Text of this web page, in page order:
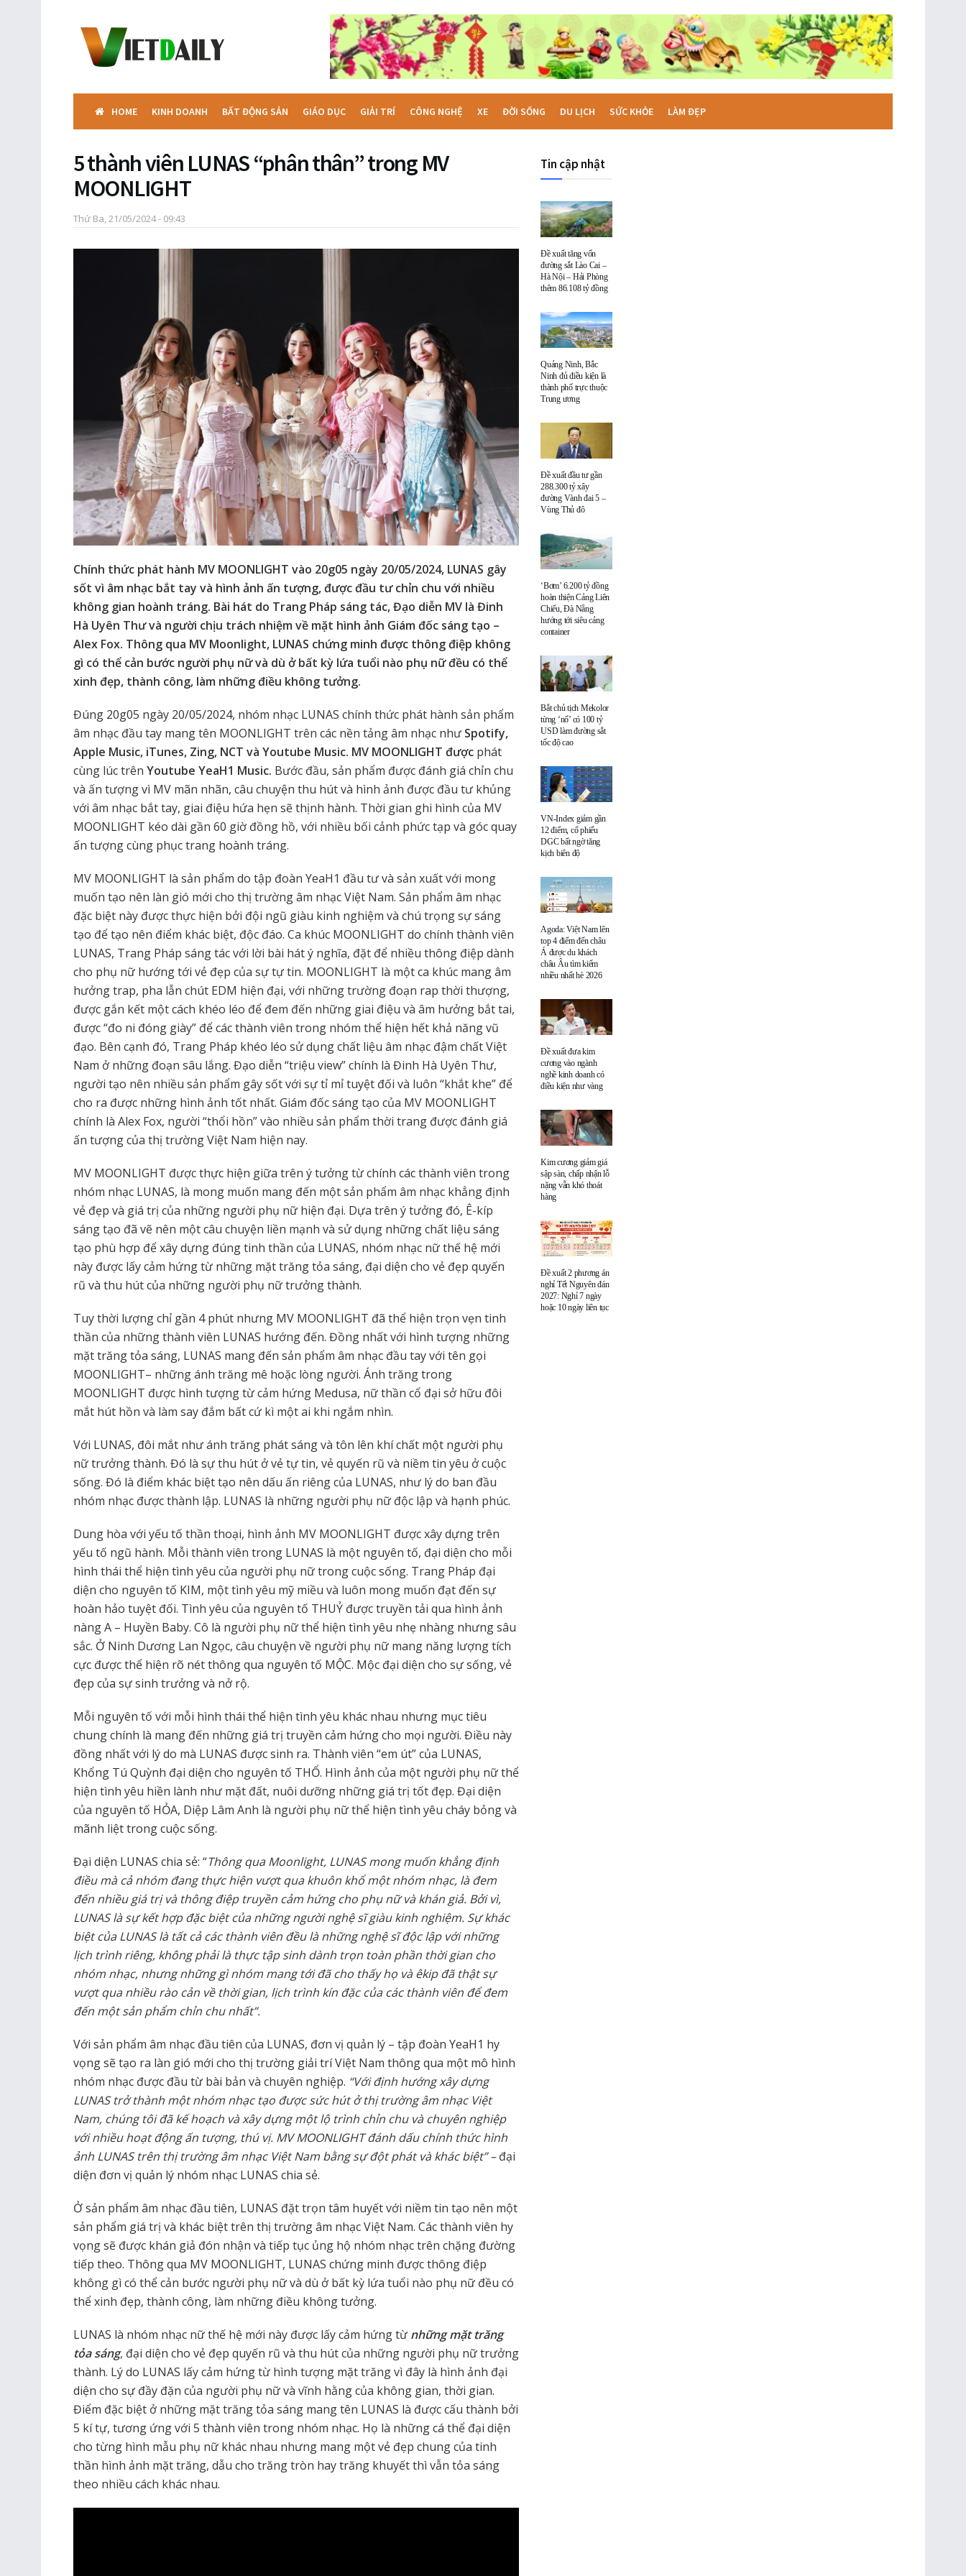
HOME KINH DOANH BẤT ĐỘNG SẢN GIÁO DỤC GIẢI TRÍ CÔNG NGHỆ XE ĐỜI SỐNG DU LỊCH SỨC KHỎE LÀM ĐẸP
5 thành viên LUNAS “phân thân” trong MV
MOONLIGHT
Thứ Ba, 21/05/2024 - 09:43
Chính thức phát hành MV MOONLIGHT vào 20g05 ngày 20/05/2024, LUNAS gây
sốt vì âm nhạc bắt tay và hình ảnh ấn tượng, được đầu tư chỉn chu với nhiều
không gian hoành tráng. Bài hát do Trang Pháp sáng tác, Đạo diễn MV là Đinh
Hà Uyên Thư và người chịu trách nhiệm về mặt hình ảnh Giám đốc sáng tạo –
Alex Fox. Thông qua MV Moonlight, LUNAS chứng minh được thông điệp không
gì có thể cản bước người phụ nữ và dù ở bất kỳ lứa tuổi nào phụ nữ đều có thể
xinh đẹp, thành công, làm những điều không tưởng.
Đúng 20g05 ngày 20/05/2024, nhóm nhạc LUNAS chính thức phát hành sản phẩm
âm nhạc đầu tay mang tên MOONLIGHT trên các nền tảng âm nhạc như Spotify,
Apple Music, iTunes, Zing, NCT và Youtube Music. MV MOONLIGHT được phát
cùng lúc trên Youtube YeaH1 Music. Bước đầu, sản phẩm được đánh giá chỉn chu
và ấn tượng vì MV mãn nhãn, câu chuyện thu hút và hình ảnh được đầu tư khủng
với âm nhạc bắt tay, giai điệu hứa hẹn sẽ thịnh hành. Thời gian ghi hình của MV
MOONLIGHT kéo dài gần 60 giờ đồng hồ, với nhiều bối cảnh phức tạp và góc quay
ấn tượng cùng phục trang hoành tráng.
MV MOONLIGHT là sản phẩm do tập đoàn YeaH1 đầu tư và sản xuất với mong
muốn tạo nên làn gió mới cho thị trường âm nhạc Việt Nam. Sản phẩm âm nhạc
đặc biệt này được thực hiện bởi đội ngũ giàu kinh nghiệm và chú trọng sự sáng
tạo để tạo nên điểm khác biệt, độc đáo. Ca khúc MOONLIGHT do chính thành viên
LUNAS, Trang Pháp sáng tác với lời bài hát ý nghĩa, đặt để nhiều thông điệp dành
cho phụ nữ hướng tới vẻ đẹp của sự tự tin. MOONLIGHT là một ca khúc mang âm
hưởng trap, pha lẫn chút EDM hiện đại, với những trường đoạn rap thời thượng,
được gắn kết một cách khéo léo để đem đến những giai điệu và âm hưởng bắt tai,
được “đo ni đóng giày” để các thành viên trong nhóm thể hiện hết khả năng vũ
đạo. Bên cạnh đó, Trang Pháp khéo léo sử dụng chất liệu âm nhạc đậm chất Việt
Nam ở những đoạn sâu lắng. Đạo diễn “triệu view” chính là Đinh Hà Uyên Thư,
người tạo nên nhiều sản phẩm gây sốt với sự tỉ mỉ tuyệt đối và luôn “khắt khe” để
cho ra được những hình ảnh tốt nhất. Giám đốc sáng tạo của MV MOONLIGHT
chính là Alex Fox, người “thổi hồn” vào nhiều sản phẩm thời trang được đánh giá
ấn tượng của thị trường Việt Nam hiện nay.
MV MOONLIGHT được thực hiện giữa trên ý tưởng từ chính các thành viên trong
nhóm nhạc LUNAS, là mong muốn mang đến một sản phẩm âm nhạc khẳng định
vẻ đẹp và giá trị của những người phụ nữ hiện đại. Dựa trên ý tưởng đó, Ê-kíp
sáng tạo đã vẽ nên một câu chuyện liền mạnh và sử dụng những chất liệu sáng
tạo phù hợp để xây dựng đúng tinh thần của LUNAS, nhóm nhạc nữ thế hệ mới
này được lấy cảm hứng từ những mặt trăng tỏa sáng, đại diện cho vẻ đẹp quyến
rũ và thu hút của những người phụ nữ trưởng thành.
Tuy thời lượng chỉ gần 4 phút nhưng MV MOONLIGHT đã thể hiện trọn vẹn tinh
thần của những thành viên LUNAS hướng đến. Đồng nhất với hình tượng những
mặt trăng tỏa sáng, LUNAS mang đến sản phẩm âm nhạc đầu tay với tên gọi
MOONLIGHT– những ánh trăng mê hoặc lòng người. Ánh trăng trong
MOONLIGHT được hình tượng từ cảm hứng Medusa, nữ thần cổ đại sở hữu đôi
mắt hút hồn và làm say đắm bất cứ kì một ai khi ngắm nhìn.
Với LUNAS, đôi mắt như ánh trăng phát sáng và tôn lên khí chất một người phụ
nữ trưởng thành. Đó là sự thu hút ở vẻ tự tin, vẻ quyến rũ và niềm tin yêu ở cuộc
sống. Đó là điểm khác biệt tạo nên dấu ấn riêng của LUNAS, như lý do ban đầu
nhóm nhạc được thành lập. LUNAS là những người phụ nữ độc lập và hạnh phúc.
Dung hòa với yếu tố thần thoại, hình ảnh MV MOONLIGHT được xây dựng trên
yếu tố ngũ hành. Mỗi thành viên trong LUNAS là một nguyên tố, đại diện cho mỗi
hình thái thể hiện tình yêu của người phụ nữ trong cuộc sống. Trang Pháp đại
diện cho nguyên tố KIM, một tình yêu mỹ miều và luôn mong muốn đạt đến sự
hoàn hảo tuyệt đối. Tình yêu của nguyên tố THUỶ được truyền tải qua hình ảnh
nàng A – Huyền Baby. Cô là người phụ nữ thể hiện tình yêu nhẹ nhàng nhưng sâu
sắc. Ở Ninh Dương Lan Ngọc, câu chuyện về người phụ nữ mang năng lượng tích
cực được thể hiện rõ nét thông qua nguyên tố MỘC. Mộc đại diện cho sự sống, vẻ
đẹp của sự sinh trưởng và nở rộ.
Mỗi nguyên tố với mỗi hình thái thể hiện tình yêu khác nhau nhưng mục tiêu
chung chính là mang đến những giá trị truyền cảm hứng cho mọi người. Điều này
đồng nhất với lý do mà LUNAS được sinh ra. Thành viên “em út” của LUNAS,
Khổng Tú Quỳnh đại diện cho nguyên tố THỔ. Hình ảnh của một người phụ nữ thể
hiện tình yêu hiền lành như mặt đất, nuôi dưỡng những giá trị tốt đẹp. Đại diện
của nguyên tố HỎA, Diệp Lâm Anh là người phụ nữ thể hiện tình yêu cháy bỏng và
mãnh liệt trong cuộc sống.
Đại diện LUNAS chia sẻ: “Thông qua Moonlight, LUNAS mong muốn khẳng định
điều mà cả nhóm đang thực hiện vượt qua khuôn khổ một nhóm nhạc, là đem
đến nhiều giá trị và thông điệp truyền cảm hứng cho phụ nữ và khán giả. Bởi vì,
LUNAS là sự kết hợp đặc biệt của những người nghệ sĩ giàu kinh nghiệm. Sự khác
biệt của LUNAS là tất cả các thành viên đều là những nghệ sĩ độc lập với những
lịch trình riêng, không phải là thực tập sinh dành trọn toàn phần thời gian cho
nhóm nhạc, nhưng những gì nhóm mang tới đã cho thấy họ và êkip đã thật sự
vượt qua nhiều rào cản về thời gian, lịch trình kín đặc của các thành viên để đem
đến một sản phẩm chỉn chu nhất”.
Với sản phẩm âm nhạc đầu tiên của LUNAS, đơn vị quản lý – tập đoàn YeaH1 hy
vọng sẽ tạo ra làn gió mới cho thị trường giải trí Việt Nam thông qua một mô hình
nhóm nhạc được đầu từ bài bản và chuyên nghiệp. “Với định hướng xây dựng
LUNAS trở thành một nhóm nhạc tạo được sức hút ở thị trường âm nhạc Việt
Nam, chúng tôi đã kế hoạch và xây dựng một lộ trình chỉn chu và chuyên nghiệp
với nhiều hoạt động ấn tượng, thú vị. MV MOONLIGHT đánh dấu chính thức hình
ảnh LUNAS trên thị trường âm nhạc Việt Nam bằng sự đột phát và khác biệt” –đại
diện đơn vị quản lý nhóm nhạc LUNAS chia sẻ.
Ở sản phẩm âm nhạc đầu tiên, LUNAS đặt trọn tâm huyết với niềm tin tạo nên một
sản phẩm giá trị và khác biệt trên thị trường âm nhạc Việt Nam. Các thành viên hy
vọng sẽ được khán giả đón nhận và tiếp tục ủng hộ nhóm nhạc trên chặng đường
tiếp theo. Thông qua MV MOONLIGHT, LUNAS chứng minh được thông điệp
không gì có thể cản bước người phụ nữ và dù ở bất kỳ lứa tuổi nào phụ nữ đều có
thể xinh đẹp, thành công, làm những điều không tưởng.
LUNAS là nhóm nhạc nữ thế hệ mới này được lấy cảm hứng từ những mặt trăng
tỏa sáng, đại diện cho vẻ đẹp quyến rũ và thu hút của những người phụ nữ trưởng
thành. Lý do LUNAS lấy cảm hứng từ hình tượng mặt trăng vì đây là hình ảnh đại
diện cho sự đầy đặn của người phụ nữ và vĩnh hằng của không gian, thời gian.
Điểm đặc biệt ở những mặt trăng tỏa sáng mang tên LUNAS là được cấu thành bởi
5 kí tự, tương ứng với 5 thành viên trong nhóm nhạc. Họ là những cá thể đại diện
cho từng hình mẫu phụ nữ khác nhau nhưng mang một vẻ đẹp chung của tinh
thần hình ảnh mặt trăng, dẫu cho trăng tròn hay trăng khuyết thì vẫn tỏa sáng
theo nhiều cách khác nhau.
Tin cập nhật
Đề xuất tăng vốn
đường sắt Lào Cai –
Hà Nội – Hải Phòng
thêm 86.108 tỷ đồng
Quảng Ninh, Bắc
Ninh đủ điều kiện là
thành phố trực thuộc
Trung ương
Đề xuất đầu tư gần
288.300 tỷ xây
đường Vành đai 5 –
Vùng Thủ đô
‘Bơm’ 6.200 tỷ đồng
hoàn thiện Cảng Liên
Chiểu, Đà Nẵng
hướng tới siêu cảng
container
Bắt chủ tịch Mekolor
từng ‘nổ’ có 100 tỷ
USD làm đường sắt
tốc độ cao
VN-Index giảm gần
12 điểm, cổ phiếu
DGC bất ngờ tăng
kịch biên độ
Agoda: Việt Nam lên
top 4 điểm đến châu
Á được du khách
châu Âu tìm kiếm
nhiều nhất hè 2026
Đề xuất đưa kim
cương vào ngành
nghề kinh doanh có
điều kiện như vàng
Kim cương giảm giá
sập sàn, chấp nhận lỗ
nặng vẫn khó thoát
hàng
Đề xuất 2 phương án
nghỉ Tết Nguyên đán
2027: Nghỉ 7 ngày
hoặc 10 ngày liên tục